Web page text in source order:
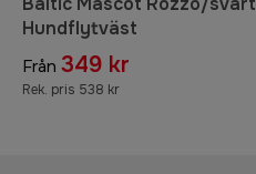
Hundflytväst
Från 349 kr
Rek. pris 538 kr